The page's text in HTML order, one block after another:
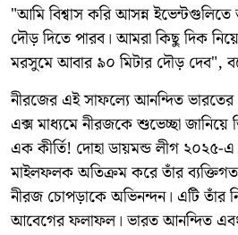
"আমি বিশ্বাস করি আসন্ন
দৌড় দিতে পারব। আমরা কিছু দিক
মরসুমে আবার ৯০ মিটার দৌড় দেব",
নীরজের এই সাফল্যে আনন্দিত ভারতের
এক্স মাধ্যমে নীরজকে শুভেচ্ছা
এক কীর্তি! দোহা ডায়মন্ড লীগ ২০২৫-এ
মাইলফলক অতিক্রম করে তাঁর
নীরজ চোপড়াকে অভিনন্দন। এটি তাঁর
আবেগের ফলাফল। ভারত আনন্দিত এবং